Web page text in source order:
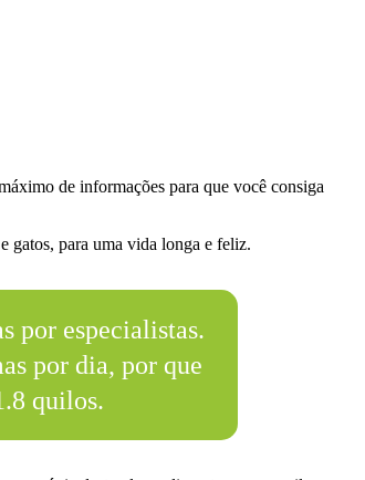
de informações para que você consiga
gatos, para uma vida longa e feliz.
por especialistas.
por dia, por que
quilos.